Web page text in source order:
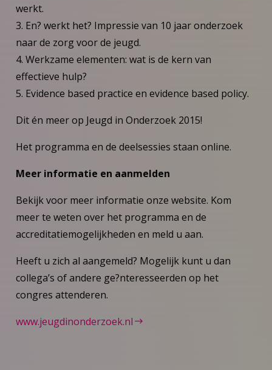
werkt.
3. En? werkt het? Impressie van 10 jaar onderzoek
naar de zorg voor de jeugd.
4. Werkzame elementen: wat is de kern van
effectieve hulp?
5. Evidence based practice en evidence based policy.
Dit én meer op Jeugd in Onderzoek 2015!
Het programma en de deelsessies staan online.
Meer informatie en aanmelden
Bekijk voor meer informatie onze website. Kom
meer te weten over het programma en de
accreditatiemogelijkheden en meld u aan.
Heeft u zich al aangemeld? Mogelijk kunt u dan
collega’s of andere ge?nteresseerden op het
congres attenderen.
www.jeugdinonderzoek.nl